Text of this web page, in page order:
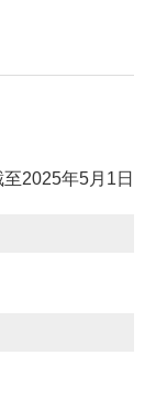
至2025年5月1日